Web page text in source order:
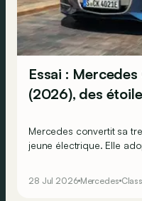
Essai :
(2026), des
Mercedes convertit sa
jeune électrique. Elle
devancières ?
28 Jul 2026 Mercedes